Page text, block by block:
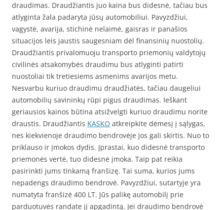
draudimas. Draudžiantis juo kaina bus didesnė, tačiau bus
atlyginta žala padaryta jūsų automobiliui. Pavyzdžiui,
vagystė, avarija, stichinė nelaimė, gaisras ir panašios
situacijos leis jaustis saugesniam dėl finansinių nuostolių.
Draudžiantis privalomuoju transporto priemonių valdytojų
civilinės atsakomybės draudimu bus atlyginti patirti
nuostoliai tik tretiesiems asmenims avarijos metu.
Nesvarbu kuriuo draudimu draudžiatės, tačiau daugeliui
automobilių savininkų rūpi pigus draudimas. Ieškant
geriausios kainos būtina atsižvelgti kuriuo draudimu norite
draustis. Draudžiantis KASKO atkreipkite dėmesį į sąlygas,
nes kiekvienoje draudimo bendrovėje jos gali skirtis. Nuo to
priklauso ir įmokos dydis. Įprastai, kuo didesnė transporto
priemonės vertė, tuo didesnė įmoka. Taip pat reikia
pasirinkti jums tinkamą franšizę. Tai suma, kurios jums
nepadengs draudimo bendrovė. Pavyzdžiui, sutartyje yra
numatyta franšizė 400 LT. Jūs palikę automobilį prie
parduotuvės randate jį apgadintą. Jei draudimo bendrovė